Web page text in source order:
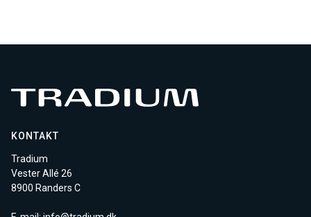
KONTAKT
Tradium
Vester Allé 26
8900 Randers C